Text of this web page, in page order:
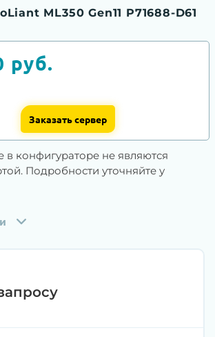
ML350 Gen11 P71688-D61
руб.
Заказать сервер
в конфигураторе не являются
Подробности уточняйте у